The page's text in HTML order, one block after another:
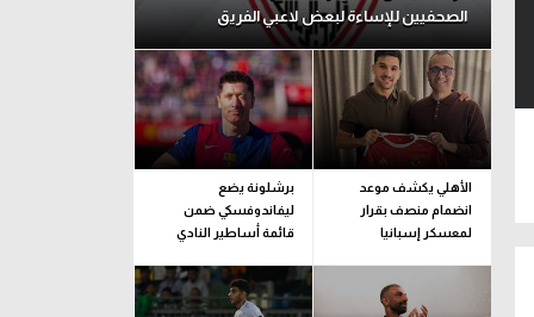
تقرير في الجول
تحليل في الجول
حكايات في الجول
كويز في الجول
فيديو في الجول
الصحفيين للإساءة لبعض لاعبي الفريق
الأهلي يكشف موعد
انضمام منصف بقرار
لمعسكر إسبانيا
برشلونة يضع
ليفاندوفسكي ضمن
قائمة أساطير النادي